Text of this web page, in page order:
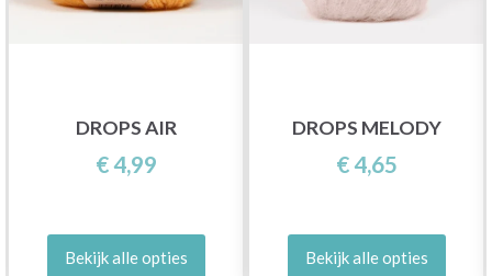
DROPS AIR
€ 4,99
Bekijk alle opties
DROPS MELODY
€ 4,65
Bekijk alle opties